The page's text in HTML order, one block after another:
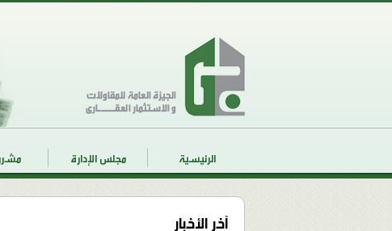
الرئيسية مجلس الإدارة
آخر الأخبار